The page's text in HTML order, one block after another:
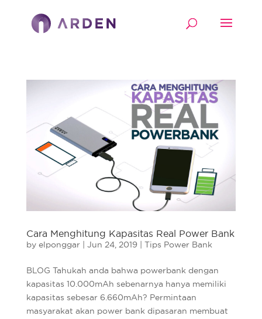
Cara Menghitung Kapasitas Real Power Bank
by elponggar| Jun 24, 2019| Tips Power Bank
BLOG Tahukah anda bahwa powerbank dengan
kapasitas 10.000mAh sebenarnya hanya memiliki
kapasitas sebesar 6.660mAh? Permintaan
masyarakat akan power bank dipasaran membuat